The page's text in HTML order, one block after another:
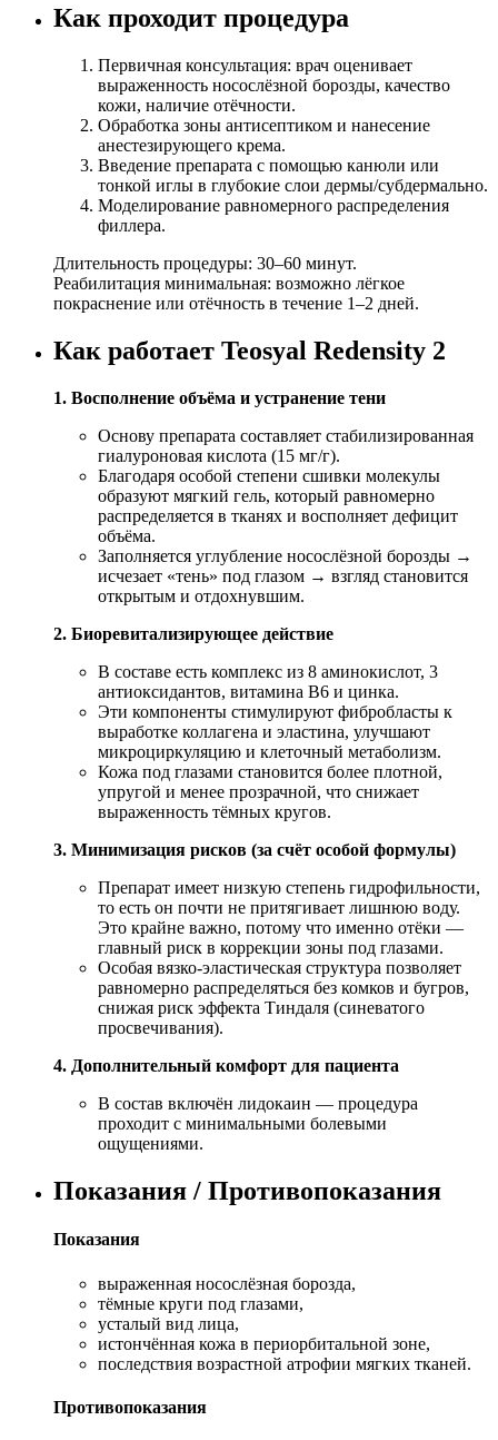
Как проходит процедура
Первичная консультация: врач оценивает
выраженность носослёзной борозды, качество
кожи, наличие отёчности.
Обработка зоны антисептиком и нанесение
анестезирующего крема.
Введение препарата с помощью канюли или
тонкой иглы в глубокие слои дермы/субдермально.
Моделирование равномерного распределения
филлера.
Длительность процедуры: 30–60 минут.
Реабилитация минимальная: возможно лёгкое
покраснение или отёчность в течение 1–2 дней.
Как работает Teosyal Redensity 2
1. Восполнение объёма и устранение тени
Основу препарата составляет стабилизированная
гиалуроновая кислота (15 мг/г).
Благодаря особой степени сшивки молекулы
образуют мягкий гель, который равномерно
распределяется в тканях и восполняет дефицит
объёма.
Заполняется углубление носослёзной борозды →
исчезает «тень» под глазом → взгляд становится
открытым и отдохнувшим.
2. Биоревитализирующее действие
В составе есть комплекс из 8 аминокислот, 3
антиоксидантов, витамина B6 и цинка.
Эти компоненты стимулируют фибробласты к
выработке коллагена и эластина, улучшают
микроциркуляцию и клеточный метаболизм.
Кожа под глазами становится более плотной,
упругой и менее прозрачной, что снижает
выраженность тёмных кругов.
3. Минимизация рисков (за счёт особой формулы)
Препарат имеет низкую степень гидрофильности,
то есть он почти не притягивает лишнюю воду.
Это крайне важно, потому что именно отёки —
главный риск в коррекции зоны под глазами.
Особая вязко-эластическая структура позволяет
равномерно распределяться без комков и бугров,
снижая риск эффекта Тиндаля (синеватого
просвечивания).
4. Дополнительный комфорт для пациента
В состав включён лидокаин — процедура
проходит с минимальными болевыми
ощущениями.
Показания / Противопоказания
Показания
выраженная носослёзная борозда,
тёмные круги под глазами,
усталый вид лица,
истончённая кожа в периорбитальной зоне,
последствия возрастной атрофии мягких тканей.
Противопоказания